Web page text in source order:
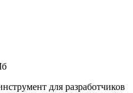
для разработчиков